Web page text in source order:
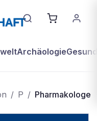
Archäologie
/ P / Pharmakologe